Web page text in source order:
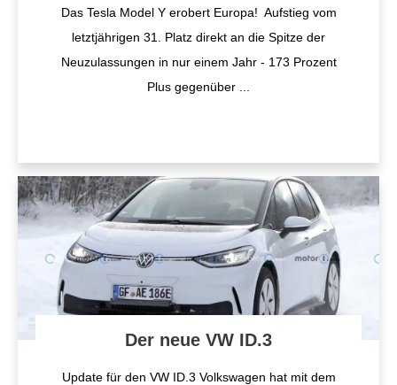
Das Tesla Model Y erobert Europa! Aufstieg vom
letztjährigen 31. Platz direkt an die Spitze der
Neuzulassungen in nur einem Jahr - 173 Prozent
Plus gegenüber
Der neue VW ID.3
Update für den VW ID.3 Volkswagen hat mit dem